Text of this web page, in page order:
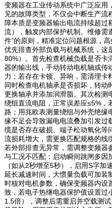
变频器在工业传动系统中广泛应用
见的故障类型，不仅会中断生产
障本质是变频器输出电流持续超
流），触发内部保护机制。维修需
件”的原则，精准定位问题根源，高
优先排查外部负载与机械系统，这
80%）。首先检查机械负载是否卡
器的输出线，手动转动电机轴或传
力；若存在卡顿、异响，需清理卡
同时检查电机轴承是否损坏，转动
更换轴承并添加润滑脂。其次检测
绕组直流电阻，正常误差应≤5%，
路；用兆欧表测量绕组与外壳绝
缘不足会导致漏电电流叠加引发过
缆是否存在破损、端子松动氧化等
流损耗增大，需更换匹配规格的线
若外部排查无异常，需调整变频器
与工况不匹配：启动瞬间跳闸多因
（如从2秒增至5秒），启用S字
延长减速时间，大惯量负载可加装
时核对电机参数，确保变频器内设
致，若电子热继电器保护值设置过
1.5倍），调整后需重启并空载测